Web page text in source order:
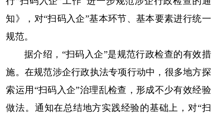
知》，对“扫码入企”基本环节、基本要素进行统一
规范。
据介绍，“扫码入企”是规范行政检查的有效措
施。在规范涉企行政执法专项行动中，很多地方探
索运用“扫码入企”治理乱检查，形成不少有效经验
做法。通知在总结地方实践经验的基础上，对“扫